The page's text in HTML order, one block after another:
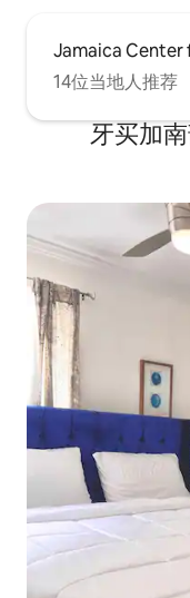
Jamaica Center
14位当地人推荐
牙买加